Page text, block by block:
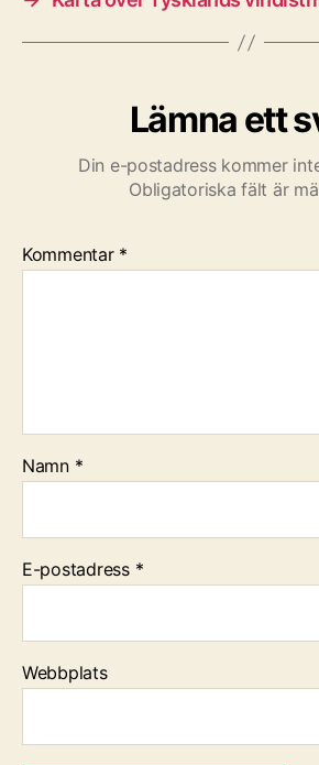
Lämna ett
Din e-postadress kommer
Obligatoriska fält är
Kommentar *
Namn *
E-postadress *
Webbplats